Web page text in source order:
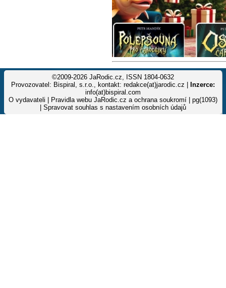
©2009-2026 JaRodic.cz, ISSN 1804-0632
Provozovatel: Bispiral, s.r.o., kontakt: redakce(at)jarodic.cz |
Inzerce:
info(at)bispiral.com
O vydavateli
Pravidla webu JaRodic.cz a ochrana soukromí | pg(1093)
Spravovat souhlas s nastavením osobních údajů